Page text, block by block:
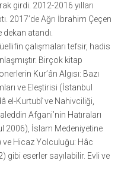
girdi. 2012-2016 yılları
2017’de Ağrı İbrahim Çeçen
atandı.
çalışmaları tefsir, hadis
Birçok kitap
Kur’ân Algısı: Bazı
ve Eleştirisi (İstanbul
el-Kurtubî ve Nahivciliği,
Afgani’nin Hatıraları
2006), İslam Medeniyetine
Hicaz Yolculuğu: Hâc
gibi eserler sayılabilir. Evli ve